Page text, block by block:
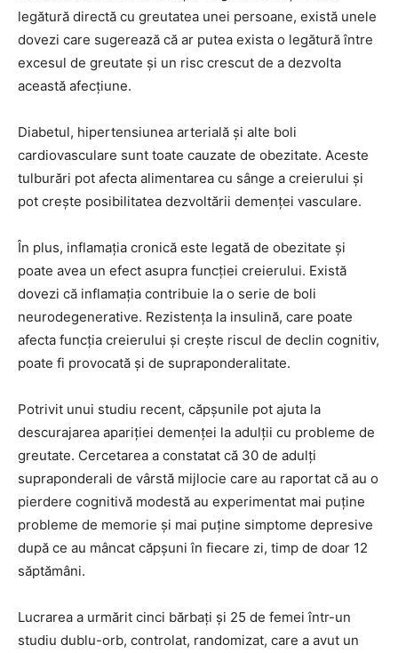
legătură directă cu greutatea unei persoane, există unele
dovezi care sugerează că ar putea exista o legătură între
excesul de greutate și un risc crescut de a dezvolta
această afecțiune.
Diabetul, hipertensiunea arterială și alte boli
cardiovasculare sunt toate cauzate de obezitate. Aceste
tulburări pot afecta alimentarea cu sânge a creierului și
pot crește posibilitatea dezvoltării demenței vasculare.
În plus, inflamația cronică este legată de obezitate și
poate avea un efect asupra funcției creierului. Există
dovezi că inflamația contribuie la o serie de boli
neurodegenerative. Rezistența la insulină, care poate
afecta funcția creierului și crește riscul de declin cognitiv,
poate fi provocată și de supraponderalitate.
Potrivit unui studiu recent, căpșunile pot ajuta la
descurajarea apariției demenței la adulții cu probleme de
greutate. Cercetarea a constatat că 30 de adulți
supraponderali de vârstă mijlocie care au raportat că au o
pierdere cognitivă modestă au experimentat mai puține
probleme de memorie și mai puține simptome depresive
după ce au mâncat căpșuni în fiecare zi, timp de doar 12
săptămâni.
Lucrarea a urmărit cinci bărbați și 25 de femei într-un
studiu dublu-orb, controlat, randomizat, care a avut un